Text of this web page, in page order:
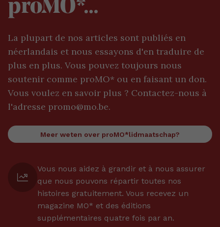
proMO*...
La plupart de nos articles sont publiés en
néerlandais et nous essayons d'en traduire de
plus en plus. Vous pouvez toujours nous
soutenir comme proMO* ou en faisant un don.
Vous voulez en savoir plus ? Contactez-nous à
l'adresse promo@mo.be.
Meer weten over proMO*lidmaatschap?
Vous nous aidez à grandir et à nous assurer
que nous pouvons répartir toutes nos
histoires gratuitement. Vous recevez un
magazine MO* et des éditions
supplémentaires quatre fois par an.